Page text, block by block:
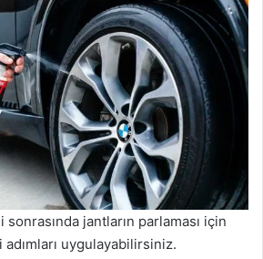
jantların parlaması için
adımları uygulayabilirsiniz.